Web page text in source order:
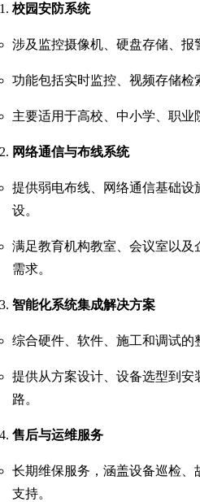
校园安防系统
涉及监控摄像机、硬盘存储、报
功能包括实时监控、视频存储检
主要适用于高校、中小学、职业
网络通信与布线系统
提供弱电布线、网络通信基础设
设。
满足教育机构教室、会议室以
需求。
智能化系统集成解决方案
综合硬件、软件、施工和调试的
提供从方案设计、设备选型到
路。
售后与运维服务
长期维保服务，涵盖设备巡检
支持。